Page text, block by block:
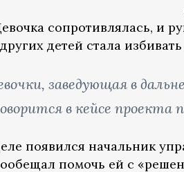
сопротивлялась, и
детей стала
заведующая в
в кейсе проекта
появился начальник
помочь ей с